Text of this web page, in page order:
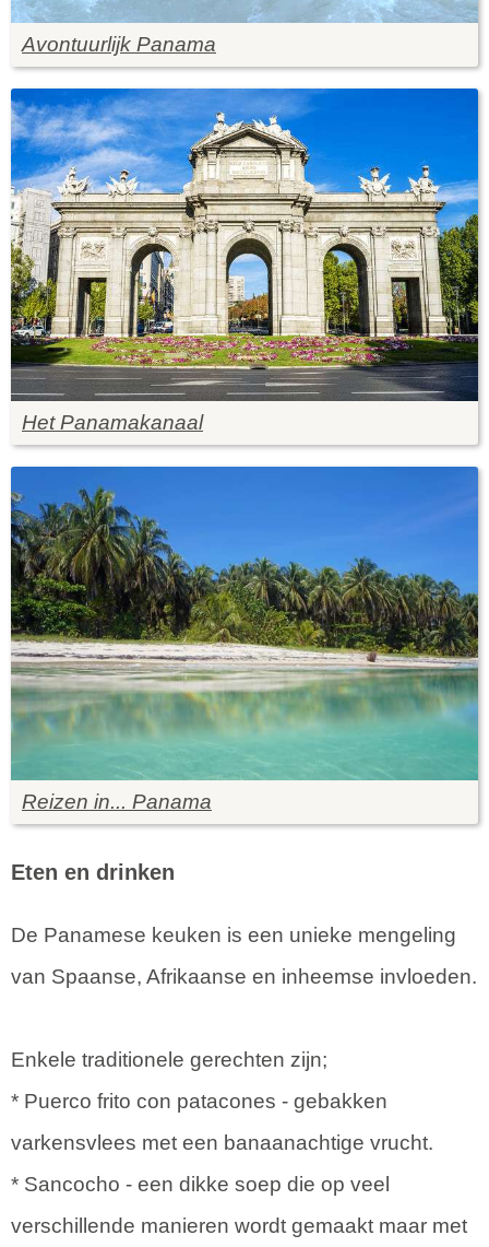
Avontuurlijk Panama
Het Panamakanaal
Reizen in... Panama
Eten en drinken
De Panamese keuken is een unieke mengeling
van Spaanse, Afrikaanse en inheemse invloeden.
Enkele traditionele gerechten zijn;
* Puerco frito con patacones - gebakken
varkensvlees met een banaanachtige vrucht.
* Sancocho - een dikke soep die op veel
verschillende manieren wordt gemaakt maar met